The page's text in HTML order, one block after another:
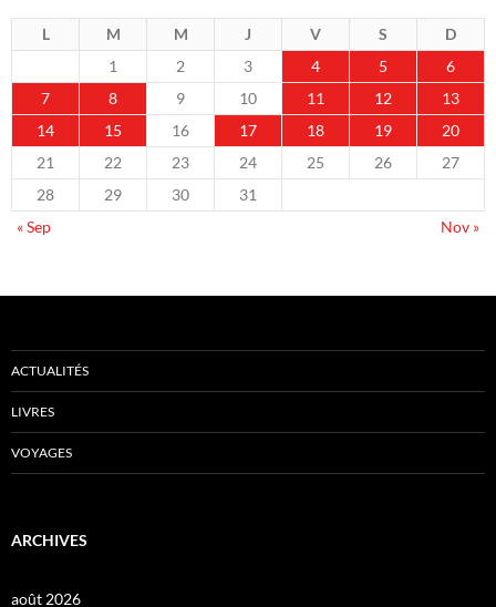
L M M J V S
D
1
2 3 4 5
6
7
8 9 10 11 12
13
14
15 16 17 18 19
20
21
22 23 24 25 26
27
28
29 30
31
« Sep
Nov »
ACTUALITÉS
LIVRES
VOYAGES
ARCHIVES
août 2026